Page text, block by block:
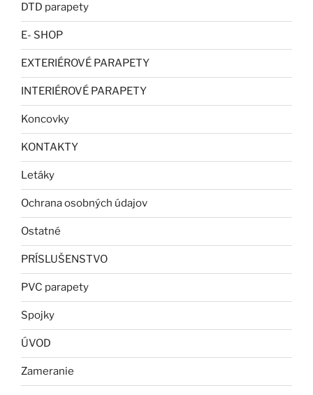
DTD parapety
E- SHOP
EXTERIÉROVÉ PARAPETY
INTERIÉROVÉ PARAPETY
Koncovky
KONTAKTY
Letáky
Ochrana osobných údajov
Ostatné
PRÍSLUŠENSTVO
PVC parapety
Spojky
ÚVOD
Zameranie